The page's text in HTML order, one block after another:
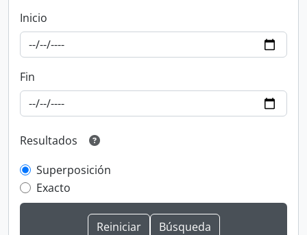
Inicio
Fin
Resultados
Superposición
Exacto